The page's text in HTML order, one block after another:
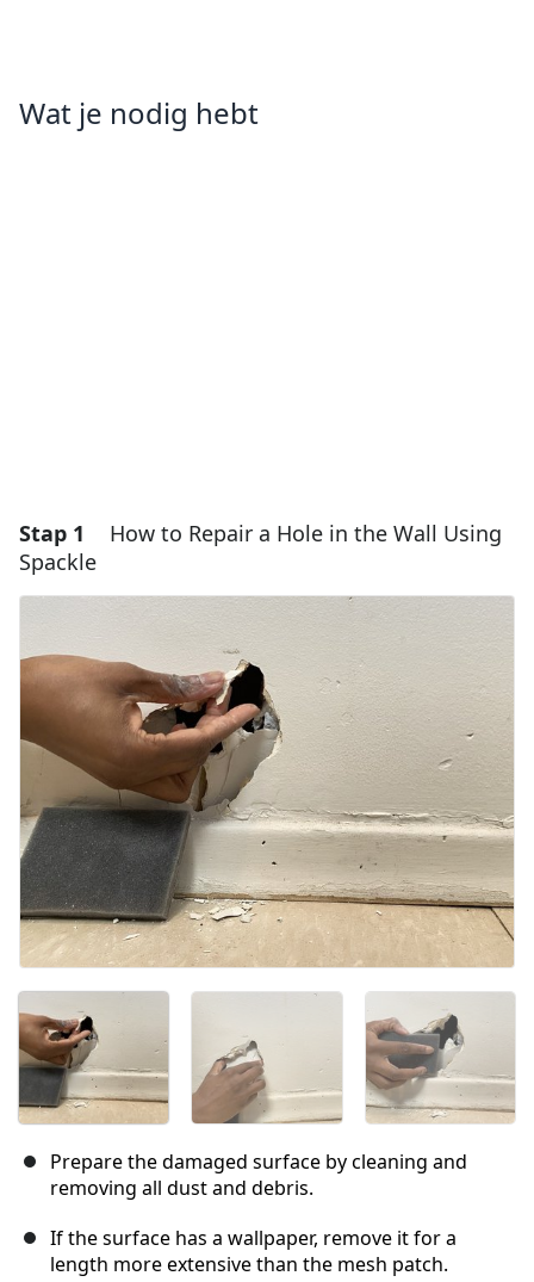
Wat je nodig hebt
Stap 1
How to Repair a Hole in the Wall Using
Spackle
Prepare the damaged surface by cleaning and
removing all dust and debris.
If the surface has a wallpaper, remove it for a
length more extensive than the mesh patch.